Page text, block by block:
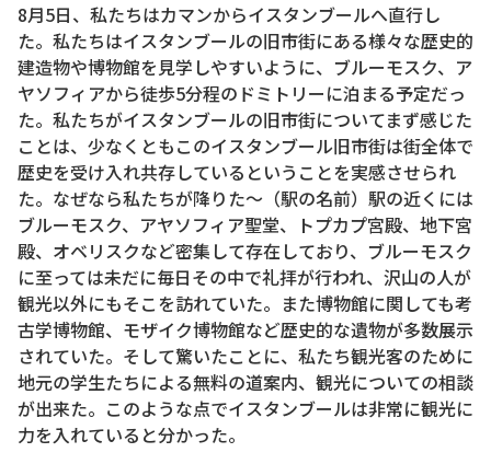
8月5日、私たちはカマンからイスタンブールへ直行し
た。私たちはイスタンブールの旧市街にある様々な歴史的
建造物や博物館を見学しやすいように、ブルーモスク、ア
ヤソフィアから徒歩5分程のドミトリーに泊まる予定だっ
た。私たちがイスタンブールの旧市街についてまず感じた
ことは、少なくともこのイスタンブール旧市街は街全体で
歴史を受け入れ共存しているということを実感させられ
た。なぜなら私たちが降りた～（駅の名前）駅の近くには
ブルーモスク、アヤソフィア聖堂、トプカプ宮殿、地下宮
殿、オベリスクなど密集して存在しており、ブルーモスク
に至っては未だに毎日その中で礼拝が行われ、沢山の人が
観光以外にもそこを訪れていた。また博物館に関しても考
古学博物館、モザイク博物館など歴史的な遺物が多数展示
されていた。そして驚いたことに、私たち観光客のために
地元の学生たちによる無料の道案内、観光についての相談
が出来た。このような点でイスタンブールは非常に観光に
力を入れていると分かった。